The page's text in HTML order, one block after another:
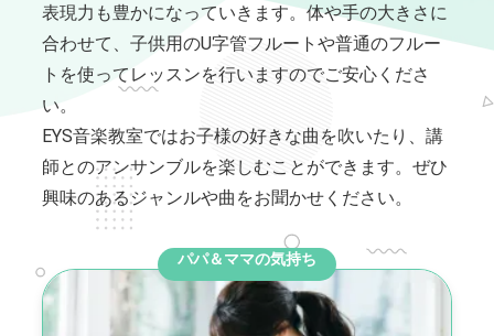
表現力も豊かになっていきます。体や手の大きさに
合わせて、子供用のU字管フルートや普通のフルー
トを使ってレッスンを行いますのでご安心くださ
い。
EYS音楽教室ではお子様の好きな曲を吹いたり、講
師とのアンサンブルを楽しむことができます。ぜひ
興味のあるジャンルや曲をお聞かせください。
パパ＆ママの気持ち